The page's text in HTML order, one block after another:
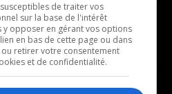
- Décompte franco
- Joué récemment
BALADOS
de traiter vos
sur la base de l'intérêt
y opposer en gérant vos options
en bas de cette page ou dans
retirer votre consentement
et de confidentialité.